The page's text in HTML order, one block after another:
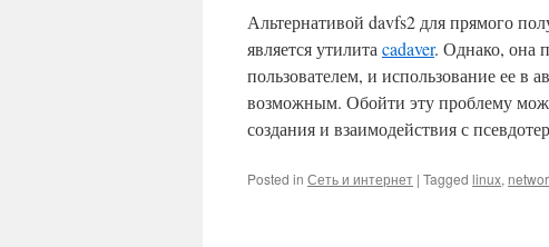
Альтернативой davfs2 для прямого
является утилита cadaver. Однако, она
пользователем, и использование ее в
возможным. Обойти эту проблему
создания и взаимодействия с
Posted in Сеть и интернет | Tagged linux,